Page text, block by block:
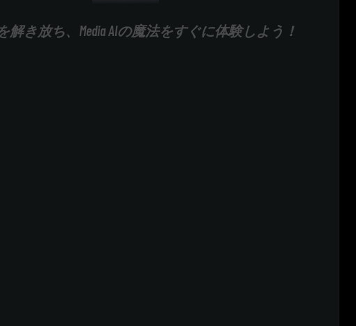
解き放ち、Media AIの魔法をすぐに体験しよう！